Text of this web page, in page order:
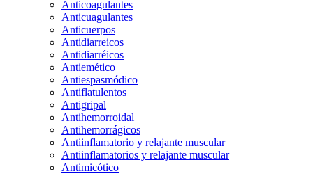
Anticoagulantes
Anticuagulantes
Anticuerpos
Antidiarreicos
Antidiarréicos
Antiemético
Antiespasmódico
Antiflatulentos
Antigripal
Antihemorroidal
Antihemorrágicos
Antiinflamatorio y relajante muscular
Antiinflamatorios y relajante muscular
Antimicótico